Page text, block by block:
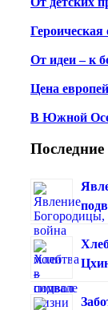
От идеи – к
Цена
В Южной
Последние